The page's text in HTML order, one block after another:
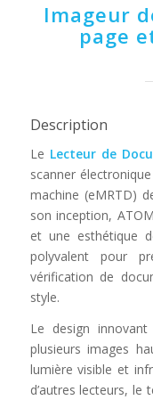
Imageur
page
Description
Le Lecteur de
scanner
machine (eMRTD)
son inception,
et une esthétique
polyvalent pour
vérification de
style.
Le design innovant
plusieurs images
lumière visible et
d’autres lecteurs, le